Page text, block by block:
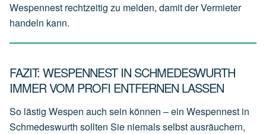
Wespennest rechtzeitig zu melden, damit der Vermieter
handeln kann.
FAZIT: WESPENNEST IN SCHMEDESWURTH
IMMER VOM PROFI ENTFERNEN LASSEN
So lästig Wespen auch sein können – ein Wespennest in
Schmedeswurth sollten Sie niemals selbst ausräuchern,